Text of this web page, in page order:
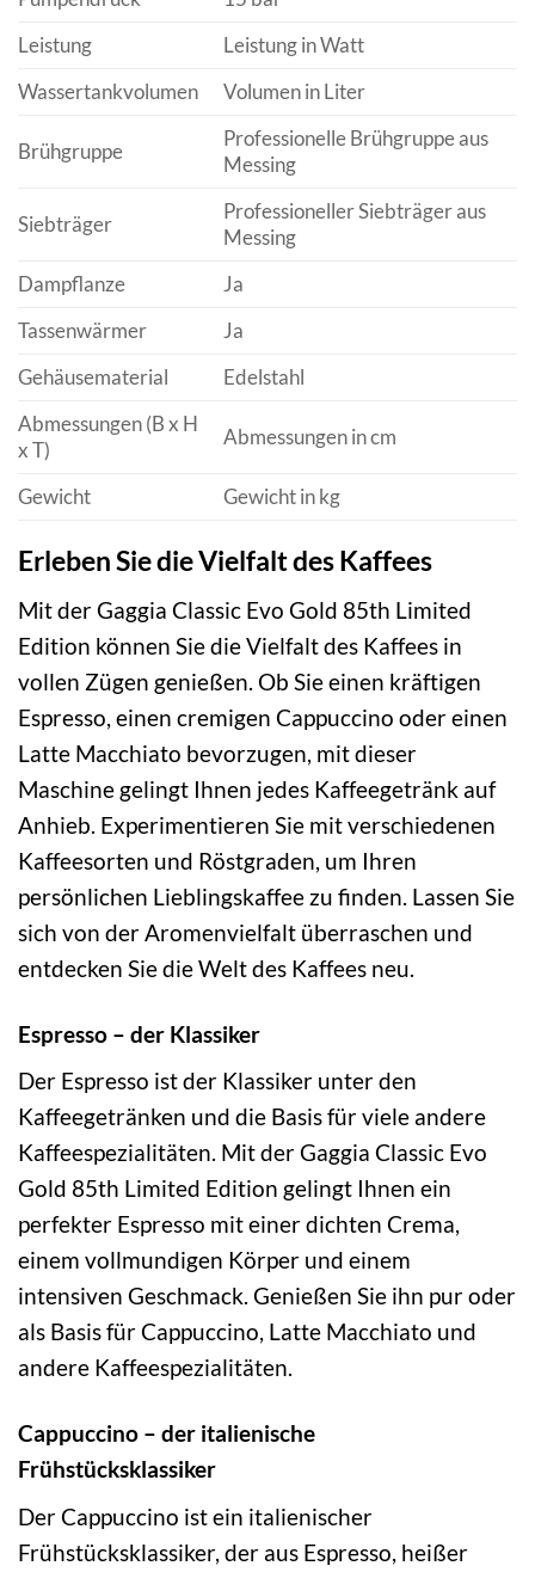
Leistung
Leistung in Watt
Wassertankvolumen
Volumen in Liter
Brühgruppe
Professionelle Brühgruppe aus
Messing
Siebträger
Professioneller Siebträger aus
Messing
Dampflanze
Ja
Tassenwärmer
Ja
Gehäusematerial
Edelstahl
Abmessungen (B x H
x T)
Abmessungen in cm
Gewicht Gewicht in kg
Erleben Sie die Vielfalt des Kaffees
Mit der Gaggia Classic Evo Gold 85th Limited
Edition können Sie die Vielfalt des Kaffees in
vollen Zügen genießen. Ob Sie einen kräftigen
Espresso, einen cremigen Cappuccino oder einen
Latte Macchiato bevorzugen, mit dieser
Maschine gelingt Ihnen jedes Kaffeegetränk auf
Anhieb. Experimentieren Sie mit verschiedenen
Kaffeesorten und Röstgraden, um Ihren
persönlichen Lieblingskaffee zu finden. Lassen Sie
sich von der Aromenvielfalt überraschen und
entdecken Sie die Welt des Kaffees neu.
Espresso – der Klassiker
Der Espresso ist der Klassiker unter den
Kaffeegetränken und die Basis für viele andere
Kaffeespezialitäten. Mit der Gaggia Classic Evo
Gold 85th Limited Edition gelingt Ihnen ein
perfekter Espresso mit einer dichten Crema,
einem vollmundigen Körper und einem
intensiven Geschmack. Genießen Sie ihn pur oder
als Basis für Cappuccino, Latte Macchiato und
andere Kaffeespezialitäten.
Cappuccino – der italienische
Frühstücksklassiker
Der Cappuccino ist ein italienischer
Frühstücksklassiker, der aus Espresso, heißer